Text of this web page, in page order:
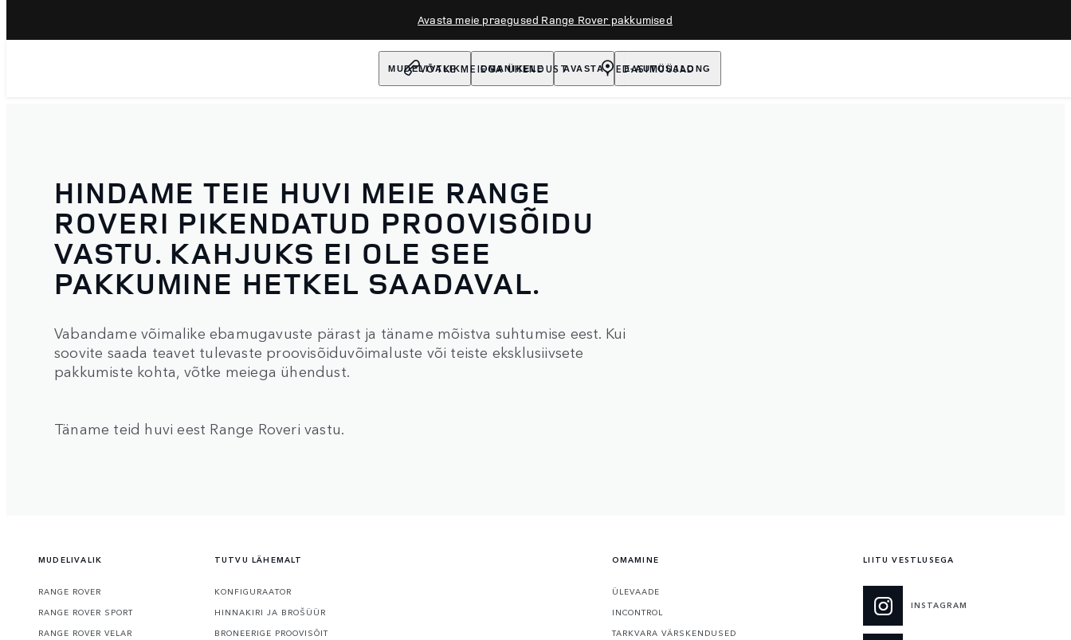
Avasta meie praegused Range Rover pakkumised
MUDELIVALIK OMANIKELE AVASTA E-AUTOSALONG
VÕTKE MEIEGA ÜHENDUST EDASIMÜÜJAD
HINDAME TEIE HUVI MEIE RANGE
ROVERI PIKENDATUD PROOVISÕIDU
VASTU. KAHJUKS EI OLE SEE
PAKKUMINE HETKEL SAADAVAL.
Vabandame võimalike ebamugavuste pärast ja täname mõistva suhtumise eest. Kui
soovite saada teavet tulevaste proovisõiduvõimaluste või teiste eksklusiivsete
pakkumiste kohta, võtke meiega ühendust.
Täname teid huvi eest Range Roveri vastu.
MUDELIVALIK
RANGE ROVER
RANGE ROVER SPORT
RANGE ROVER VELAR
TUTVU LÄHEMALT
KONFIGURAATOR
HINNAKIRI JA BROŠÜÜR
BRONEERIGE PROOVISÕIT
OMAMINE
ÜLEVAADE
INCONTROL
TARKVARA VÄRSKENDUSED
LIITU VESTLUSEGA
INSTAGRAM